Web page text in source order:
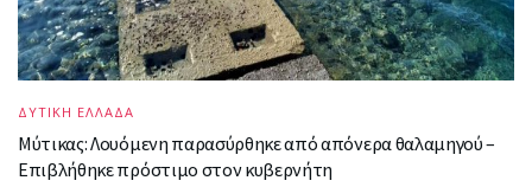
ΔΥΤΙΚΗ ΕΛΛΑΔΑ
Μύτικας: Λουόμενη παρασύρθηκε από απόνερα θαλαμηγού –
Επιβλήθηκε πρόστιμο στον κυβερνήτη